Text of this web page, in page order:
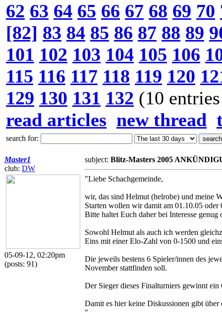
62 63 64 65 66 67 68 69 70
[82] 83 84 85 86 87 88 89
101 102 103 104 105 106
115 116 117 118 119 120
129 130 131 132 (10
read articles new thread
search for:
Master1
club: DW
05-09-12, 02:20pm
(posts: 91)
subject: Blitz-Masters 2005
"Liebe Schachgemeinde,
wir, das sind Helmut (helrobe) und meine
Starten wollen wir damit am 01.10.05 oder
Bitte haltet Euch daher bei Interesse
Sowohl Helmut als auch ich werden
Eins mit einer Elo-Zahl von 0-1500 und
Die jeweils bestens 6 Spieler/innen des
November stattfinden soll.
Der Sieger dieses Finalturniers gewinnt
Damit es hier keine Diskussionen gibt
"